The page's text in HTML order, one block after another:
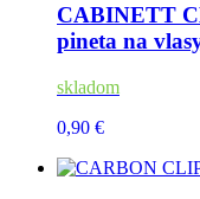
CABINETT
pineta na
skladom
0,90 €